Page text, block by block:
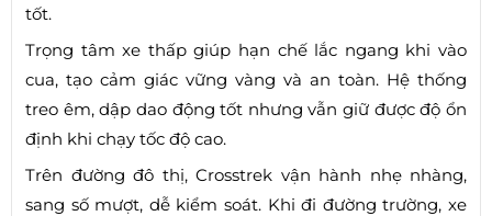
tốt.
Trọng tâm xe thấp giúp hạn chế lắc ngang khi vào
cua, tạo cảm giác vững vàng và an toàn. Hệ thống
treo êm, dập dao động tốt nhưng vẫn giữ được độ ổn
định khi chạy tốc độ cao.
Trên đường đô thị, Crosstrek vận hành nhẹ nhàng,
sang số mượt, dễ kiểm soát. Khi đi đường trường, xe